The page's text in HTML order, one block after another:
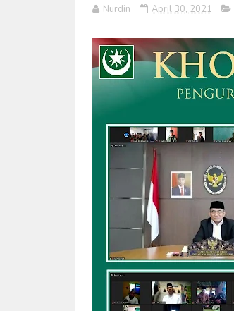
Nurdin April 30, 2021